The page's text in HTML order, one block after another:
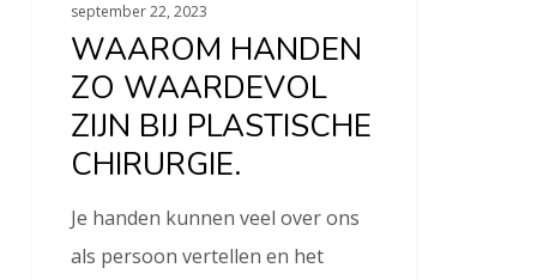
september 22, 2023
WAAROM HANDEN
ZO WAARDEVOL
ZIJN BIJ PLASTISCHE
CHIRURGIE.
Je handen kunnen veel over ons
als persoon vertellen en het